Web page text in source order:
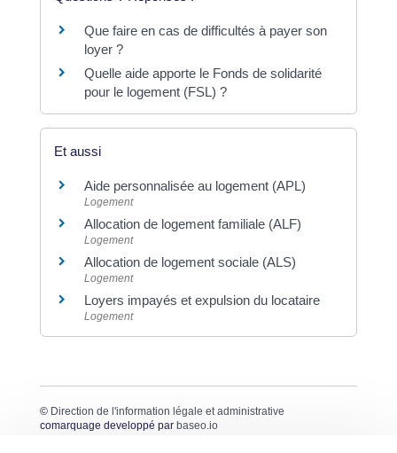
Que faire en cas de difficultés à payer son
loyer ?
Quelle aide apporte le Fonds de solidarité
pour le logement (FSL) ?
Et aussi
Aide personnalisée au logement (APL)
Logement
Allocation de logement familiale (ALF)
Logement
Allocation de logement sociale (ALS)
Logement
Loyers impayés et expulsion du locataire
Logement
© Direction de l'information légale et administrative
comarquage developpé par baseo.io